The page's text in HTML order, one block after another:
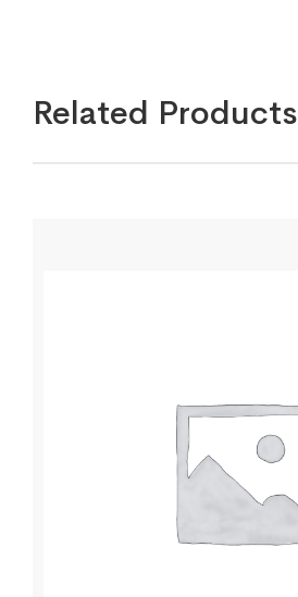
Related Products